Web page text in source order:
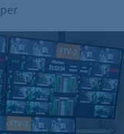
Umfrage
zur
Development